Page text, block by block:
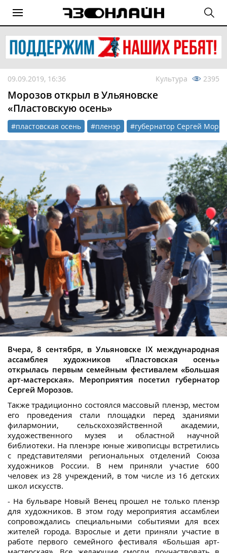
09.09.2019, 16:36 Культура 2395
Морозов открыл в Ульяновске
«Пластовскую осень»
#пластовская осень #пленэр #губернатор Сергей
Вчера, 8 сентября, в Ульяновске IX международная
ассамблея художников «Пластовская осень»
открылась первым семейным фестивалем «Большая
арт-мастерская». Мероприятия посетил губернатор
Сергей Морозов.
Также традиционно состоялся массовый пленэр, местом
его проведения стали площадки перед зданиями
филармонии, сельскохозяйственной академии,
художественного музея и областной научной
библиотеки. На пленэре юные живописцы встретились
с представителями региональных отделений Союза
художников России. В нем приняли участие 600
человек из 28 учреждений, в том числе из 16 детских
школ искусств.
- На бульваре Новый Венец прошел не только пленэр
для художников. В этом году мероприятия ассамблеи
сопровождались специальными событиями для всех
жителей города. Взрослые и дети приняли участие в
работе первого семейного фестиваля «Большая арт-